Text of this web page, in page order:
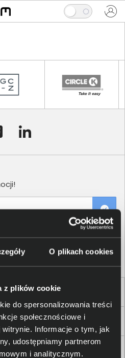
O plikach cookies
z plików cookie
do spersonalizowania treści
społecznościowe i
Informacje o tym, jak
udostępniamy partnerom
i analitycznym.